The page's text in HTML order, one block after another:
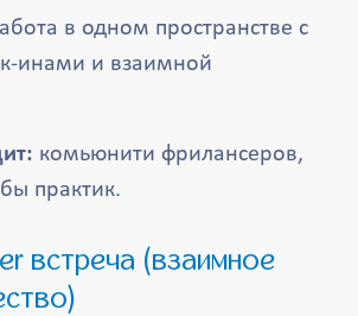
в одном пространстве с
инами и взаимной
комьюнити фрилансеров,
практик.